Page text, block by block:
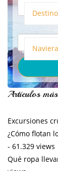
Destino
Naviera
Artículos
Excursiones
¿Cómo flotan
- 61.329 views
Qué ropa